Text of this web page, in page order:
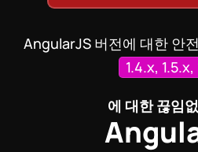
AngularJS 버전에 대한 안
1.4.x,
에 대한 끊임